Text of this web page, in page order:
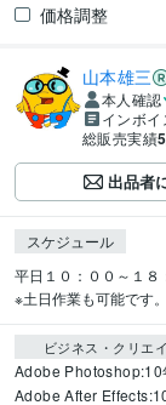
価格調整
山本雄三
本人確認
インボ
総販売実績5
出品者
スケジュール
平日１０：００～１８
※土日作業も可能です。
ビジネス・クリエ
Adobe Photoshop:10
Adobe After